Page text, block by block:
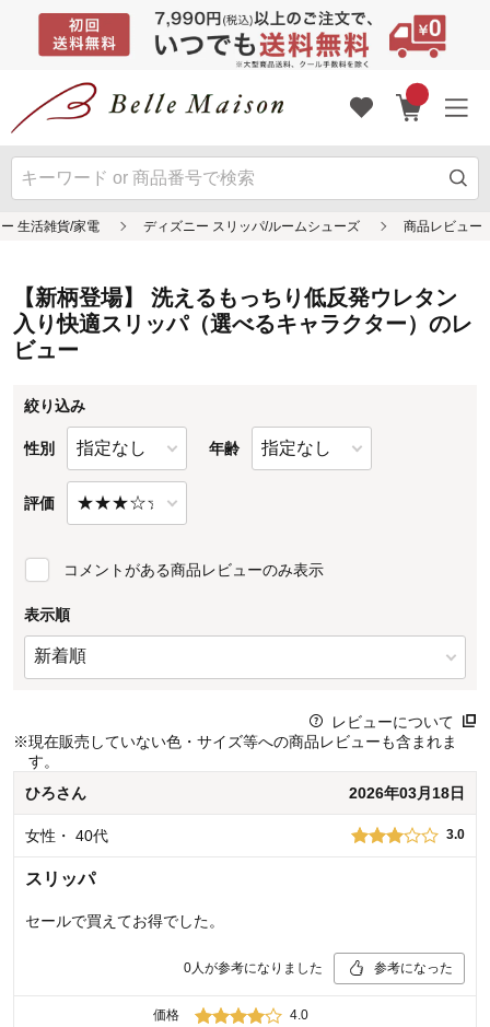
【新柄登場】 洗えるもっちり低反発ウレタン
入り快適スリッパ（選べるキャラクター）のレ
ビュー
絞り込み
性別 年齢
評価
コメントがある商品レビューのみ表示
表示順
レビューについて
※現在販売していない色・サイズ等への商品レビューも含まれま
す。
ひろさん 2026年03月18日
女性 ・ 40代 3.0
スリッパ
セールで買えてお得でした。
0人が参考になりました 参考になった
価格
4.0